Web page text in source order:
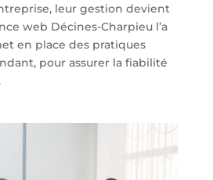
leur gestion devient
web Décines-Charpieu l’a
en place des pratiques
pour assurer la fiabilité